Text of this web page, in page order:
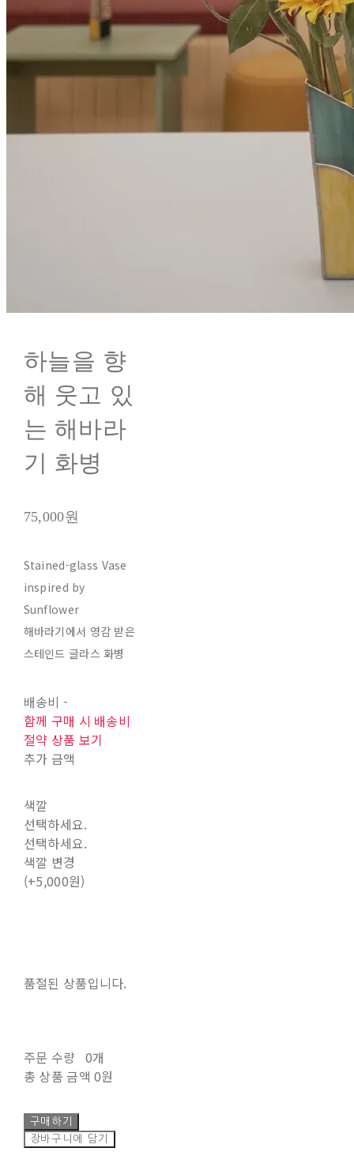
하늘을 향
해 웃고 있
는 해바라
기 화병
75,000원
Stained-glass Vase
inspired by
Sunflower
해바라기에서 영감 받은
스테인드 글라스 화병
배송비 -
함께 구매 시 배송비
절약 상품 보기
추가 금액
색깔
선택하세요.
선택하세요.
색깔 변경
(+5,000원)
품절된 상품입니다.
주문 수량 0개
총 상품 금액 0원
구매하기
장바구니에 담기